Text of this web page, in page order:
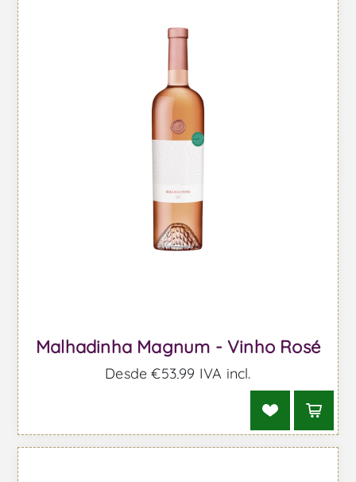
Malhadinha Magnum - Vinho Rosé
Desde €53,99 IVA incl.